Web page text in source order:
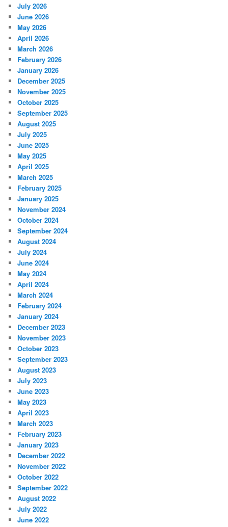
July 2026
June 2026
May 2026
April 2026
March 2026
February 2026
January 2026
December 2025
November 2025
October 2025
September 2025
August 2025
July 2025
June 2025
May 2025
April 2025
March 2025
February 2025
January 2025
November 2024
October 2024
September 2024
August 2024
July 2024
June 2024
May 2024
April 2024
March 2024
February 2024
January 2024
December 2023
November 2023
October 2023
September 2023
August 2023
July 2023
June 2023
May 2023
April 2023
March 2023
February 2023
January 2023
December 2022
November 2022
October 2022
September 2022
August 2022
July 2022
June 2022